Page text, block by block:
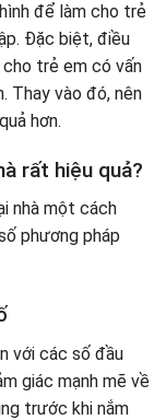
để làm cho trẻ
Đặc biệt, điều
trẻ em có vấn
Thay vào đó, nên
hơn.
rất hiệu quả?
nhà một cách
phương pháp
với các số đầu
giác mạnh mẽ về
trước khi nắm